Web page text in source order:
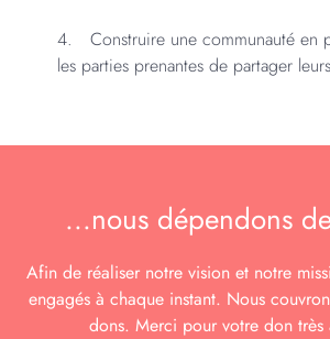
Construire une communauté en
les parties prenantes de partager
...nous dépendons
Afin de réaliser notre vision et notre
engagés à chaque instant. Nous
dons. Merci pour votre don